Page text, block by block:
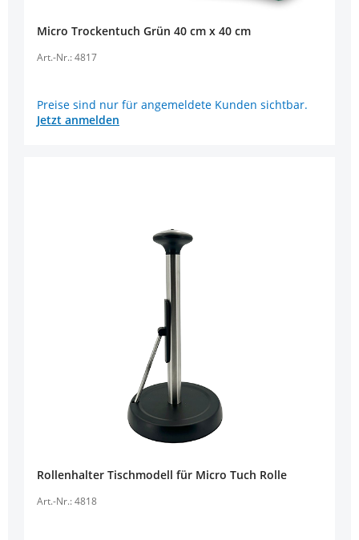
Micro Trockentuch Grün 40 cm x 40 cm
Art.-Nr.: 4817
Preise sind nur für angemeldete Kunden sichtbar.
Jetzt anmelden
Rollenhalter Tischmodell für Micro Tuch Rolle
Art.-Nr.: 4818